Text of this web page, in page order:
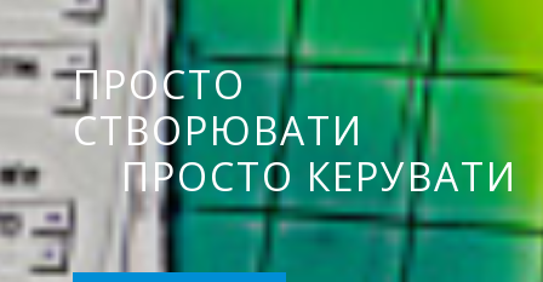
СВІТЛОДІОДНІ
РІШЕННЯ
БУДЬ-ЯКОЇ
СКЛАДНОСТІ
ПРОСТО
СТВОРЮВАТИ
ПРОСТО КЕРУВАТИ